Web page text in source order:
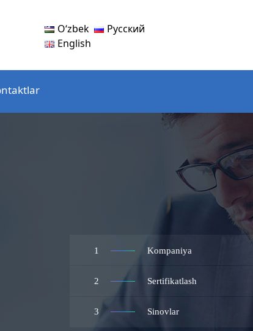
Oʻzbek
Русский
English
1 Kompaniya
2 Sertifikatlash
3 Sinovlar